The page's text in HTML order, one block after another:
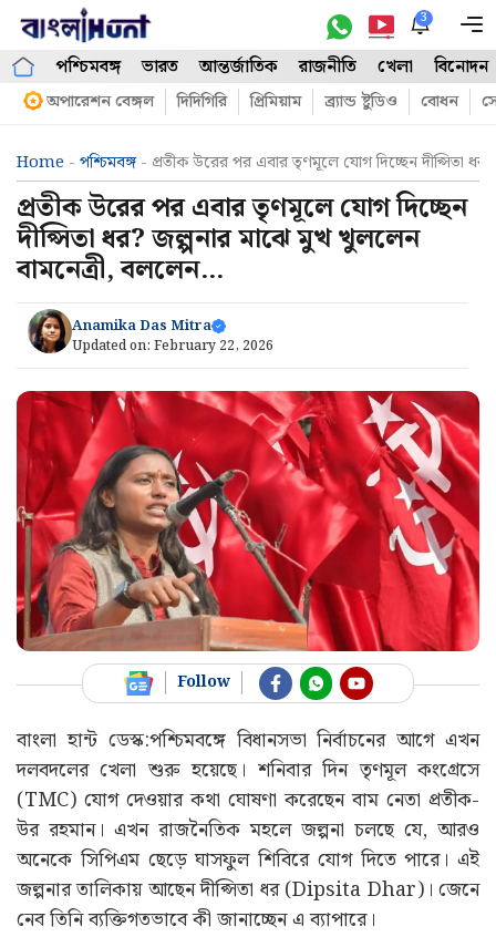
Skip
content
3
পশ্চিমবঙ্গ ভারত আন্তর্জাতিক রাজনীতি খেলা বিনোদন
অপারেশন বেঙ্গল দিদিগিরি প্রিমিয়াম ব্র্যান্ড ষ্টুডিও বোধন
Home - পশ্চিমবঙ্গ- প্রতীক উরের পর এবার তৃণমূলে যোগ দিচ্ছেন দীপ্সিতা
প্রতীক উরের পর এবার তৃণমূলে যোগ দিচ্ছেন
দীপ্সিতা ধর? জল্পনার মাঝে মুখ খুললেন
বামনেত্রী, বললেন…
Anamika Das Mitra
Updated on: February 22, 2026
Follow
বাংলা হান্ট ডেস্ক:পশ্চিমবঙ্গে বিধানসভা নির্বাচনের আগে এখন
দলবদলের খেলা শুরু হয়েছে। শনিবার দিন তৃণমূল কংগ্রেসে
(TMC) যোগ দেওয়ার কথা ঘোষণা করেছেন বাম নেতা প্রতীক-
উর রহমান। এখন রাজনৈতিক মহলে জল্পনা চলছে যে, আরও
অনেকে সিপিএম ছেড়ে ঘাসফুল শিবিরে যোগ দিতে পারে। এই
জল্পনার তালিকায় আছেন দীপ্সিতা ধর (Dipsita Dhar)। জেনে
নেব তিনি ব্যক্তিগতভাবে কী জানাচ্ছেন এ ব্যাপারে।